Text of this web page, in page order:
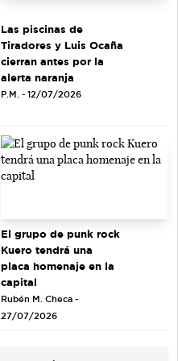
Las piscinas de
Tiradores y Luis Ocaña
cierran antes por la
alerta naranja
P.M. - 12/07/2026
El grupo de punk rock
Kuero tendrá una
placa homenaje en la
capital
Rubén M. Checa -
27/07/2026